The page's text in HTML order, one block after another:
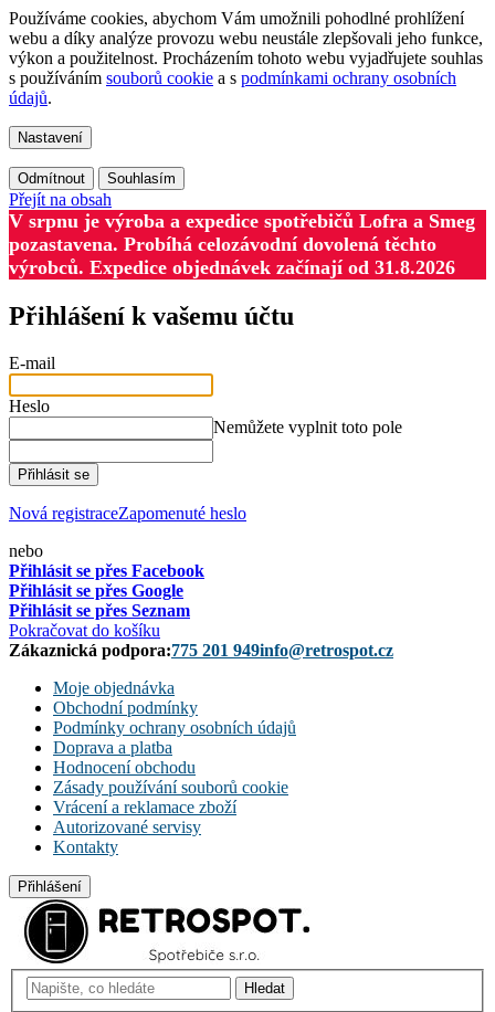
Používáme cookies, abychom Vám umožnili pohodlné prohlížení
webu a díky analýze provozu webu neustále zlepšovali jeho funkce,
výkon a použitelnost. Procházením tohoto webu vyjadřujete souhlas
s používáním souborů cookie a s podmínkami ochrany osobních
údajů.
Nastavení
Odmítnout Souhlasím
Přejít na obsah
V srpnu je výroba a expedice spotřebičů Lofra a Smeg
pozastavena. Probíhá celozávodní dovolená těchto
výrobců. Expedice objednávek začínají od 31.8.2026
Přihlášení k vašemu účtu
E-mail
Heslo
Nemůžete vyplnit toto pole
Přihlásit se
Nová registraceZapomenuté heslo
nebo
Přihlásit se přes Facebook
Přihlásit se přes Google
Přihlásit se přes Seznam
Pokračovat do košíku
Zákaznická podpora:775 201 949info@retrospot.cz
Moje objednávka
Obchodní podmínky
Podmínky ochrany osobních údajů
Doprava a platba
Hodnocení obchodu
Zásady používání souborů cookie
Vrácení a reklamace zboží
Autorizované servisy
Kontakty
Přihlášení
Hledat